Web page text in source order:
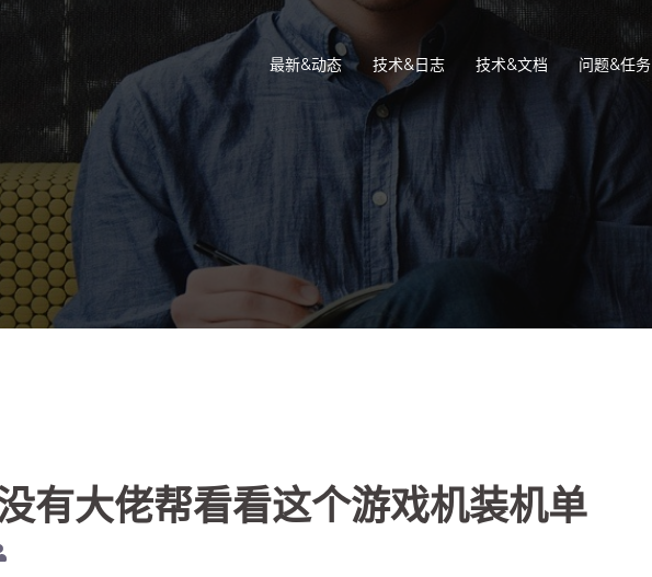
最新&动态 技术&日志 技术&文档 问题&任务
有大佬帮看看这个游戏机装机单